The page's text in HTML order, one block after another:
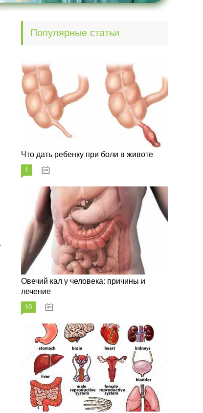
Популярные статьи
Что дать ребенку при боли в животе
1
Овечий кал у человека: причины и
лечение
10